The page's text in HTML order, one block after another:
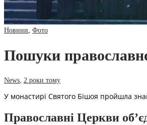
Новини Фото
Пошуки
News 2 роки тому
У монастирі Святого Бішоя пройшла
Православні Церкви